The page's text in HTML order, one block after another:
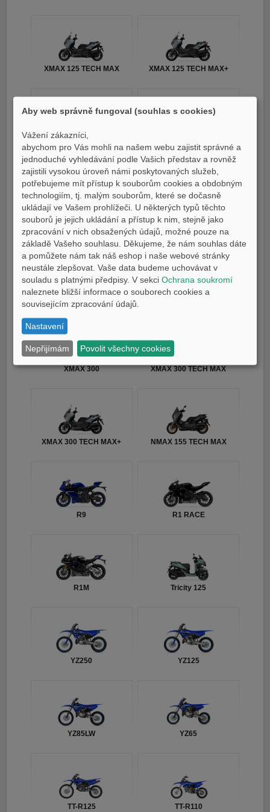
XMAX 125 TECH MAX XMAX 125 TECH MAX+
MT07 / MT07 Y-AMT
EDITION 2023
Tricity 300 TMAX
TMAX TECH MAX TMAX 25th Anniversary
XMAX 300 XMAX 300 TECH MAX
XMAX 300 TECH MAX+ NMAX 155 TECH MAX
R9 R1 RACE
R1M Tricity 125
YZ250 YZ125
YZ85LW YZ65
TT-R125 TT-R110
Aby web správně fungoval (souhlas s cookies)
Vážení zákazníci,
abychom pro Vás mohli na našem webu zajistit správné a
jednoduché vyhledávání podle Vašich představ a rovněž
zajistili vysokou úroveň námi poskytovaných služeb,
potřebujeme mít přístup k souborům cookies a obdobným
technologiím, tj. malým souborům, které se dočasně
ukládají ve Vašem prohlížeči. U některých typů těchto
souborů je jejich ukládání a přístup k nim, stejně jako
zpracování v nich obsažených údajů, možné pouze na
základě Vašeho souhlasu. Děkujeme, že nám souhlas dáte
a pomůžete nám tak náš eshop i naše webové stránky
neustále zlepšovat. Vaše data budeme uchovávat v
souladu s platnými předpisy. V sekciOchrana soukromí
naleznete bližší informace o souborech cookies a
souvisejícím zpracování údajů.
Nastavení
Nepřijímám Povolit všechny cookies